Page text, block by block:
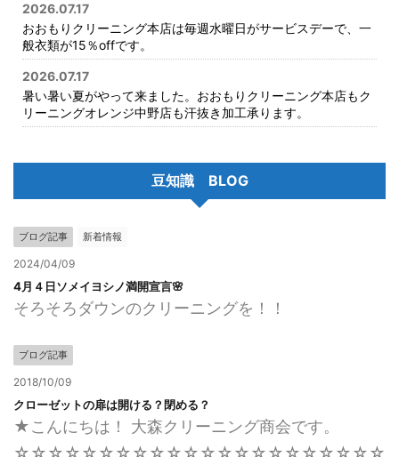
2026.07.17
おおもりクリーニング本店は毎週水曜日がサービスデーで、一
般衣類が15％offです。
2026.07.17
暑い暑い夏がやって来ました。おおもりクリーニング本店もク
リーニングオレンジ中野店も汗抜き加工承ります。
豆知識 BLOG
ブログ記事 新着情報
2024/04/09
4月４日ソメイヨシノ満開宣言🌸
そろそろダウンのクリーニングを！！
ブログ記事
2018/10/09
クローゼットの扉は開ける？閉める？
★こんにちは！ 大森クリーニング商会です。
☆☆☆☆☆☆☆☆☆☆☆☆☆☆☆☆☆☆☆☆☆☆